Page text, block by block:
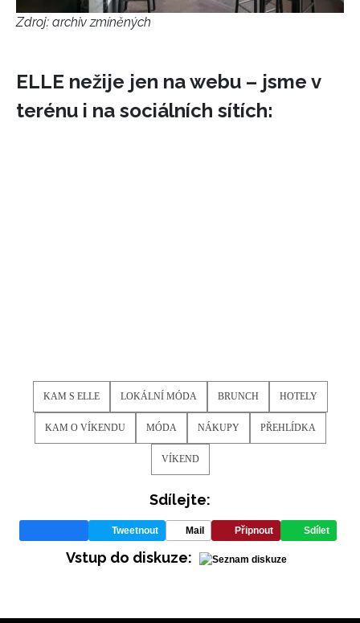
NEWSLETTER
Zdroj: archiv zmíněných
ELLE nežije jen na webu – jsme v
terénu i na sociálních sítích:
KAM S ELLE LOKÁLNÍ MÓDA BRUNCH HOTELY
KAM O VÍKENDU MÓDA NÁKUPY PŘEHLÍDKA
VÍKEND
Sdílejte:
Tweetnout Mail Připnout Sdílet
Vstup do diskuze: